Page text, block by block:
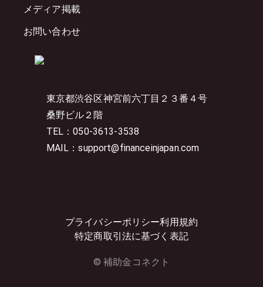
東京都渋谷区神宮前六丁目２３番４号
桑野ビル２階
TEL：050-3613-3538
MAIL：support@financeinjapan.com
プライバシーポリシー利用規約
特定商取引法に基づく表記
© 補助金コネクト
メディア掲載
お問い合わせ